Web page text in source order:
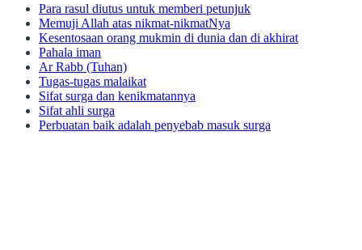
Para rasul diutus untuk memberi petunjuk
Memuji Allah atas nikmat-nikmatNya
Kesentosaan orang mukmin di dunia dan di akhirat
Pahala iman
Ar Rabb (Tuhan)
Tugas-tugas malaikat
Sifat surga dan kenikmatannya
Sifat ahli surga
Perbuatan baik adalah penyebab masuk surga